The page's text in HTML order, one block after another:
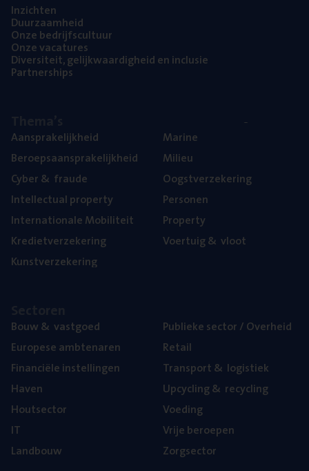
Inzich­ten
Duur­zaam­heid
Onze bedrijfs­cul­tuur
Onze vaca­tu­res
Diver­si­teit, gelijk­waar­dig­heid en inclusie
Part­ner­ships
Aan­spra­ke­lijk­heid
Beroeps­aan­spra­ke­lijk­heid
Cyber& fraude
Intel­lec­tu­al property
Inter­na­ti­o­na­le Mobiliteit
Kre­diet­ver­ze­ke­ring
Kunst­ver­ze­ke­ring
Mari­ne
Mili­eu
Oogst­ver­ze­ke­ring
Per­so­nen
Pro­per­ty
Voer­tuig& vloot
Bouw& vastgoed
Euro­pe­se ambtenaren
Finan­ci­ë­le instellingen
Haven
Hout­sec­tor
IT
Land­bouw
Publie­ke sec­tor / Overheid
Retail
Trans­port& logistiek
Upcy­cling& recycling
Voe­ding
Vrije beroe­pen
Zorg­sec­tor